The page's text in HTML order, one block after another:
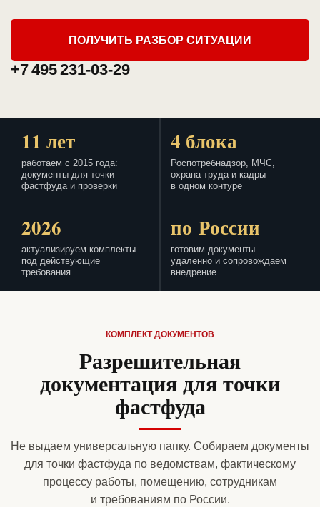
ПОЛУЧИТЬ РАЗБОР СИТУАЦИИ
+7 495 231-03-29
11 лет
работаем с 2015 года:
документы для точки
фастфуда и проверки
4 блока
Роспотребнадзор, МЧС,
охрана труда и кадры
в одном контуре
2026
актуализируем комплекты
под действующие
требования
по России
готовим документы
удаленно и сопровождаем
внедрение
КОМПЛЕКТ ДОКУМЕНТОВ
Разрешительная
документация для точки
фастфуда
Не выдаем универсальную папку. Собираем документы
для точки фастфуда по ведомствам, фактическому
процессу работы, помещению, сотрудникам
и требованиям по России.